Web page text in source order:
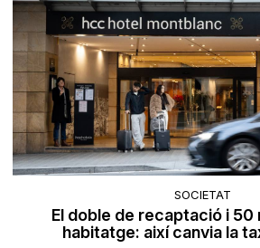
SOCIETAT
El doble de recaptació i 50
habitatge: així canvia la